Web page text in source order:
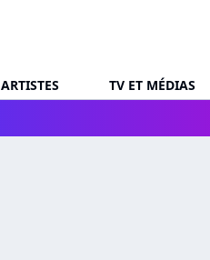
ARTISTES TV ET MÉDIAS